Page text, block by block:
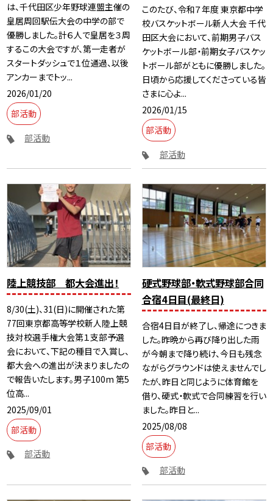
は、千代田区少年野球連盟主催の
皇居周回駅伝大会の中学の部で
優勝しました。計６人で皇居を３周
するこの大会ですが、第一走者が
スタートダッシュで１位通過、以後
アンカーまでトッ...
2026/01/20
部活動
部活動
このたび、令和７年度 東京都中学
校バスケットボール新人大会 千代
田区大会において、前期男子バス
ケットボール部・前期女子バスケッ
トボール部がともに優勝しました。
日頃から応援してくださっている皆
さまに心よ...
2026/01/15
部活動
部活動
陸上競技部 都大会進出！
8/30(土)、31(日)に開催された第
77回東京都高等学校新人陸上競
技対校選手権大会第１支部予選
会において、下記の種目で入賞し、
都大会への進出が決まりましたの
で報告いたします。男子100m 第5
位高...
2025/09/01
部活動
部活動
硬式野球部・軟式野球部合同
合宿4日目(最終日)
合宿4日目が終了し、帰途につきま
した。昨晩から再び降り出した雨
が今朝まで降り続け、今日も残念
ながらグラウンドは使えませんでし
たが、昨日と同じように体育館を
借り、硬式・軟式で合同練習を行い
ました。昨日と...
2025/08/08
部活動
部活動